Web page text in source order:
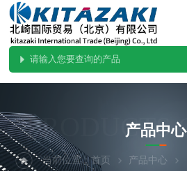
PRODUCTS
产品中心
当前位置：首页 产品中心